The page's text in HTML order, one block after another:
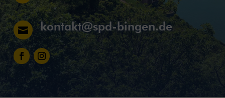
 kontakt@spd-bingen.de